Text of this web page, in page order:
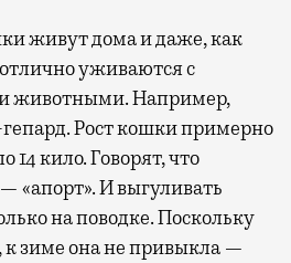
живут дома и даже, как
уживаются с
животными. Например,
Рост кошки примерно
14 кило. Говорят, что
«апорт». И выгуливать
на поводке. Поскольку
зиме она не привыкла —